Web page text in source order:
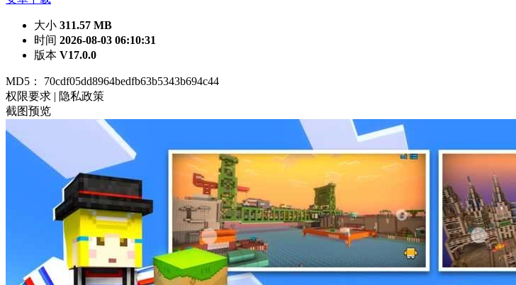
大小 311.57 MB
时间 2026-08-03 06:10:31
版本 V17.0.0
MD5： 70cdf05dd8964bedfb63b5343b694c44
权限要求 | 隐私政策
截图预览